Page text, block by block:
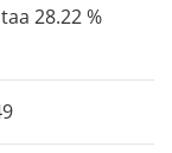
28.22 %